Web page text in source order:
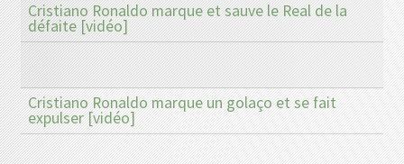
Cristiano Ronaldo marque et sauve le Real de la
défaite [vidéo]
Cristiano Ronaldo marque un golaço et se fait
expulser [vidéo]